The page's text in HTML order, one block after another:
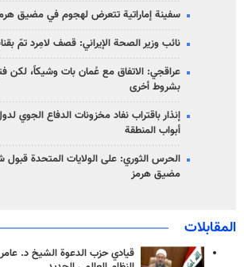
سفينة إماراتية تتعرض لهجوم في مضيق
نائب وزير الصحة الإيراني: قصف لامِرد تمّ
عراقجي: الاتفاق مع عُمان بات وشيكاً،
بشروط أخرى
إنذار باقتراب نفاد مخزونات الدفاع الجوي
أبواب المنطقة
الحرس الثوري: على الولايات المتحدة قبول
مضيق هرمز
المقابلات
قيادي حزب الدعوة الشيخ د.